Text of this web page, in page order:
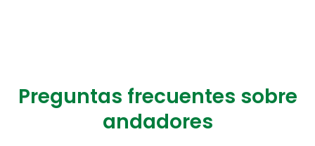
Preguntas frecuentes sobre
andadores